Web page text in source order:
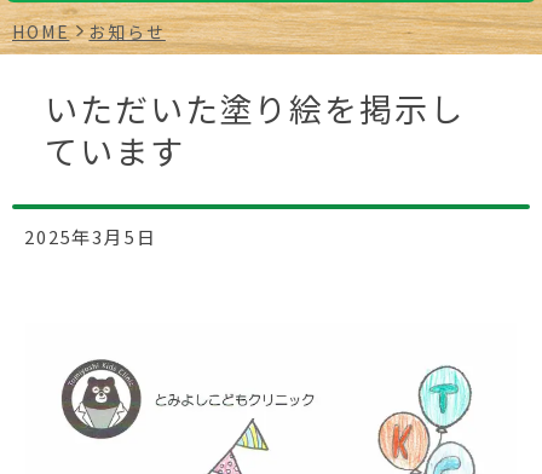
HOME お知らせ
いただいた塗り絵を掲示し
ています
2025年3月5日